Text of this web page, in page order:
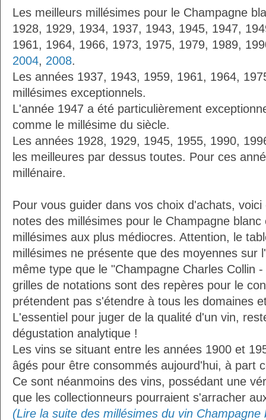
Les meilleurs millésimes pour le Champagne
1928, 1929, 1934, 1937, 1943, 1945, 1947,
1961, 1964, 1966, 1973, 1975, 1979, 1989,
2004, 2008.
Les années 1937, 1943, 1959, 1961, 1964,
millésimes exceptionnels.
L'année 1947 a été particulièrement
comme le millésime du siècle.
Les années 1928, 1929, 1945, 1955, 1990,
les meilleures par dessus toutes. Pour ces
millénaire.
Pour vous guider dans vos choix d'achats,
notes des millésimes pour le Champagne
millésimes aux plus médiocres. Attention, le
millésimes ne présente que des moyennes sur
même type que le "Champagne Charles Collin
grilles de notations sont des repères pour le
prétendent pas s'étendre à tous les domaines
L'essentiel pour juger de la qualité d'un vin,
dégustation analytique !
Les vins se situant entre les années 1900 et
âgés pour être consommés aujourd'hui, à part
Ce sont néanmoins des vins, possédant une
que les collectionneurs pourraient s'arracher
(Lire la suite des millésimes du vin Champagne